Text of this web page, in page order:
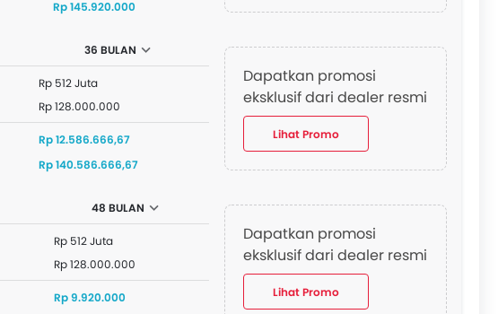
Rp 145.920.000
36 BULAN
Rp 512 Juta
Rp 128.000.000
Rp 12.586.666,67
Rp 140.586.666,67
Dapatkan promosi
eksklusif dari dealer resmi
Lihat Promo
48 BULAN
Rp 512 Juta
Rp 128.000.000
Rp 9.920.000
Dapatkan promosi
eksklusif dari dealer resmi
Lihat Promo